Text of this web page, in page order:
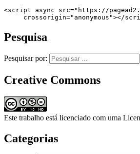
<script async src="https://
crossorigin="anonymous"></
Pesquisa
Pesquisar por:
Creative Commons
Este trabalho está licenciado com uma
Categorias